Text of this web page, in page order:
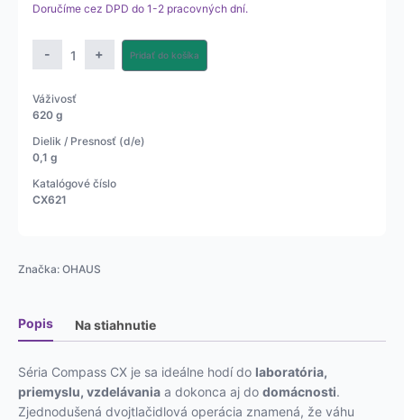
Doručíme cez DPD do 1-2 pracovných dní.
-
množstvo
Prenosná
CX
620g,
1200g,
2200g,
5200g
+ Pridať do košíka
Váživosť
620 g
Dielik / Presnosť (d/e)
0,1 g
Katalógové číslo
CX621
Značka: OHAUS
Popis Na stiahnutie
Séria Compass CX je sa ideálne hodí do laboratória,
priemyslu, vzdelávania a dokonca aj do domácnosti.
Zjednodušená dvojtlačidlová operácia znamená, že váhu